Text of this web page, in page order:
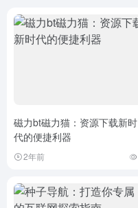
磁力bt磁力猫：资源下载新时
代的便捷利器
2年前